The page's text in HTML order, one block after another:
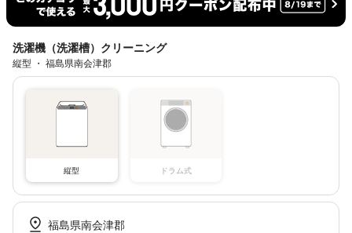
洗濯機（洗濯槽）クリーニング
縦型 ・ 福島県南会津郡
縦型 ドラム式
福島県南会津郡